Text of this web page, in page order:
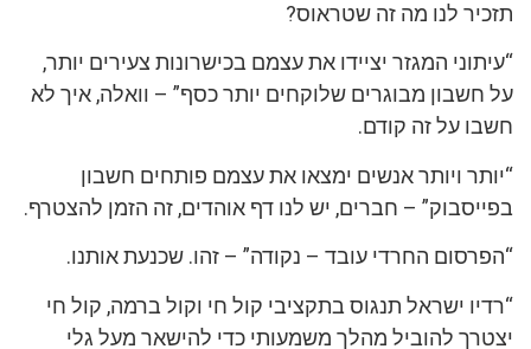
תזכיר לנו מה זה שטראוס?
“עיתוני המגזר יציידו את עצמם בכישרונות צעירים יותר,
על חשבון מבוגרים שלוקחים יותר כסף” – וואלה, איך לא
חשבו על זה קודם.
“יותר ויותר אנשים ימצאו את עצמם פותחים חשבון
בפייסבוק” – חברים, יש לנו דף אוהדים, זה הזמן להצטרף.
“הפרסום החרדי עובד – נקודה” – זהו. שכנעת אותנו.
“רדיו ישראל תנגוס בתקציבי קול חי וקול ברמה, קול חי
יצטרך להוביל מהלך משמעותי כדי להישאר מעל גלי